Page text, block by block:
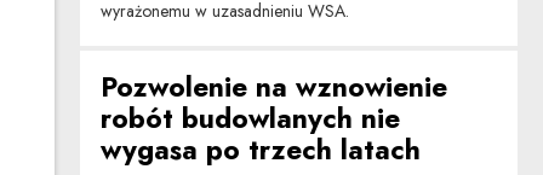
wyrażonemu w uzasadnieniu WSA.
Pozwolenie na wznowienie
robót budowlanych nie
wygasa po trzech latach